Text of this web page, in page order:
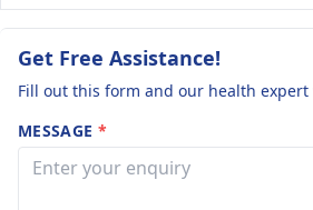
Get Free Assistance!
Fill out this form and our health expert
MESSAGE *